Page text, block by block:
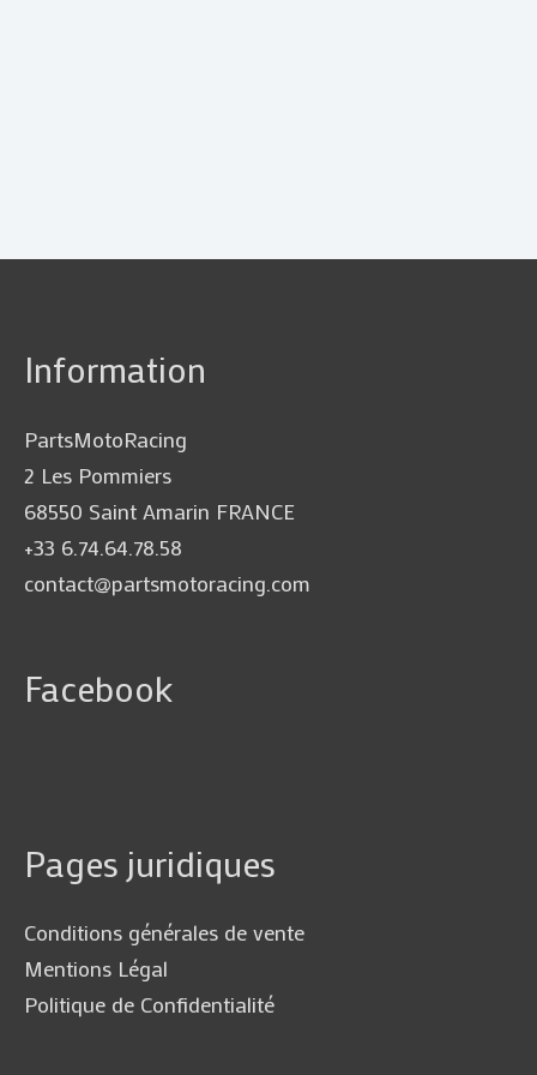
Information
PartsMotoRacing
2 Les Pommiers
68550 Saint Amarin FRANCE
+33 6.74.64.78.58
contact@partsmotoracing.com
Facebook
Pages juridiques
Conditions générales de vente
Mentions Légal
Politique de Confidentialité